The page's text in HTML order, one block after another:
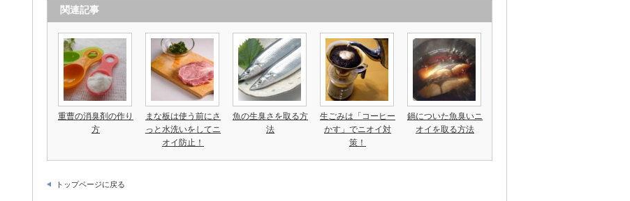
関連記事
重曹の消臭剤の作り
方
まな板は使う前にさ
っと水洗いをしてニ
オイ防止！
魚の生臭さを取る方
法
生ごみは「コーヒー
かす」でニオイ対
策！
鍋についた魚臭いニ
オイを取る方法
トップページに戻る